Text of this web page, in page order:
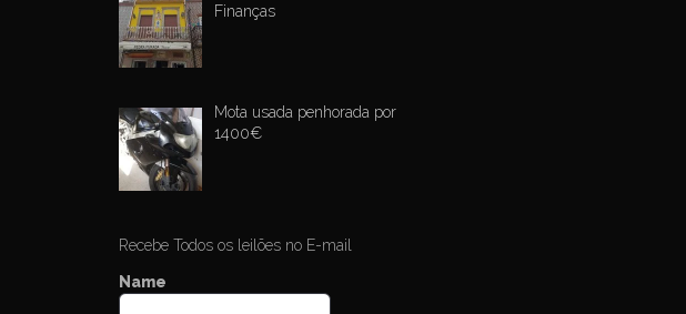
Finanças
Mota usada penhorada por
1400€
Recebe Todos os leilões no E-mail
Name